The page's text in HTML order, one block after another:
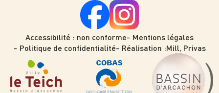
Accessibilité : non conforme
Mentions légales
Politique de confidentialité
Réalisation :Mill, Privas